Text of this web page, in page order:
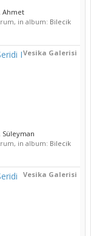
Ahmet
in album: Bilecik
Vesika Galerisi
I
Süleyman
in album: Bilecik
Vesika Galerisi